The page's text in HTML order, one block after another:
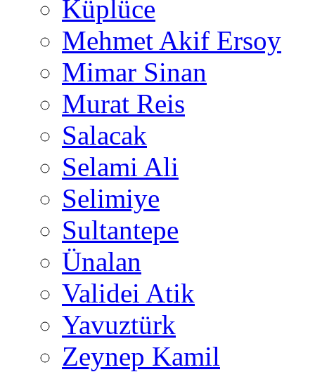
Küplüce
Mehmet Akif Ersoy
Mimar Sinan
Murat Reis
Salacak
Selami Ali
Selimiye
Sultantepe
Ünalan
Validei Atik
Yavuztürk
Zeynep Kamil